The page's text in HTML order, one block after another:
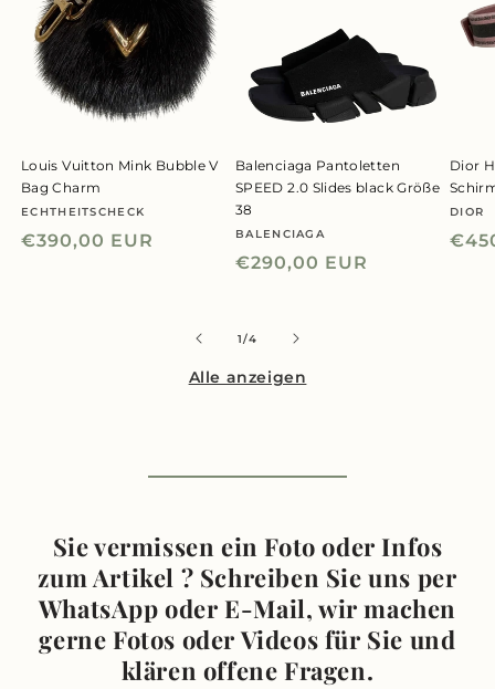
Louis Vuitton Mink Bubble V
Bag Charm
Anbieter:
ECHTHEITSCHECK
Normaler
€390,00 EUR
Balenciaga Pantoletten
SPEED 2.0 Slides black Größe
38
Anbieter:
BALENCIAGA
Normaler
€290,00 EUR
Dior
DIOR
1/von
4
Alle anzeigen
Sie vermissen ein Foto oder Infos
zum Artikel ? Schreiben Sie uns per
WhatsApp oder E-Mail, wir machen
gerne Fotos oder Videos für Sie und
klären offene Fragen.